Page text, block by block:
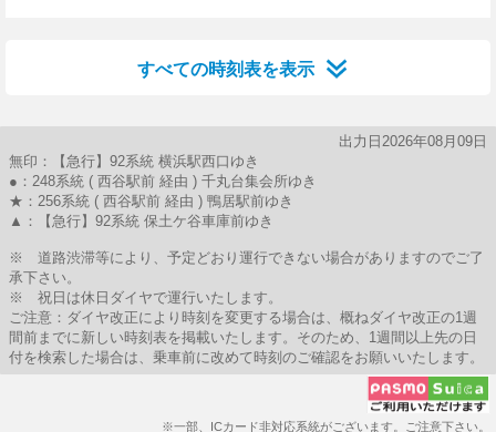
すべての時刻表を表示
出力日2026年08月09日
無印：【急行】92系統 横浜駅西口ゆき
●：248系統 ( 西谷駅前 経由 ) 千丸台集会所ゆき
★：256系統 ( 西谷駅前 経由 ) 鴨居駅前ゆき
▲：【急行】92系統 保土ケ谷車庫前ゆき
※ 道路渋滞等により、予定どおり運行できない場合がありますのでご了
承下さい。
※ 祝日は休日ダイヤで運行いたします。
ご注意：ダイヤ改正により時刻を変更する場合は、概ねダイヤ改正の1週
間前までに新しい時刻表を掲載いたします。そのため、1週間以上先の日
付を検索した場合は、乗車前に改めて時刻のご確認をお願いいたします。
※一部、ICカード非対応系統がございます。ご注意下さい。